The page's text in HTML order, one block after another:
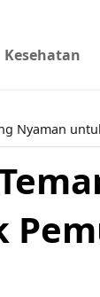
Kesehatan
Nyaman